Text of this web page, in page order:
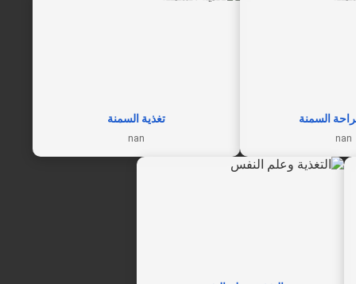
تغذية السمنة
nan
السمنة
nan